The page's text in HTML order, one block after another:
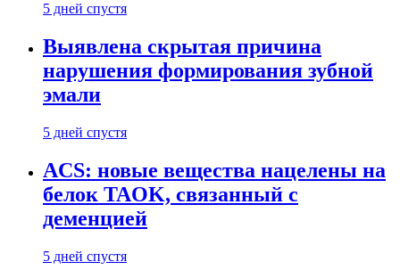
5 дней спустя
Выявлена скрытая причина
нарушения формирования зубной
эмали
5 дней спустя
ACS: новые вещества нацелены на
белок TAOK, связанный с
деменцией
5 дней спустя